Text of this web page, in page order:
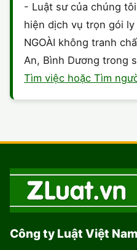
- Luật sư của chúng
hiện dịch vụ trọn gói ly
NGOÀI không tranh
An, Bình Dương trong
Tìm việc hoặc Tìm
Công ty Luật Việt Nam